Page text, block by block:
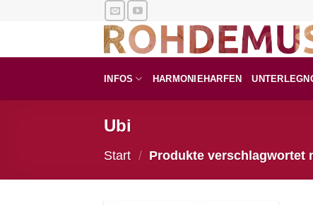
INFOS HARMONIEHARFEN
Ubi
Start / Produkte verschlagwortet